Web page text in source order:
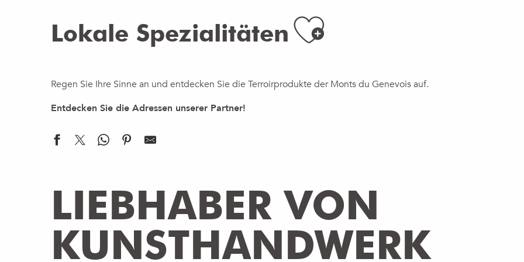
Lokale Spezialitäten Ajouter aux
Regen Sie Ihre Sinne an und entdecken Sie die Terroirprodukte der Monts du Genevois auf.
Entdecken Sie die Adressen unserer Partner!
Le Corti de Selevi - Herboristerie
Bio-Hofladen auf dem Bauernhof Ferme de Chosal
Un rêve d'abeille
La Ferme du Petit Mont
Pâtisserie Chocolaterie Lesage Salon de Desserts
LIEBHABER VON
KUNSTHANDWERK